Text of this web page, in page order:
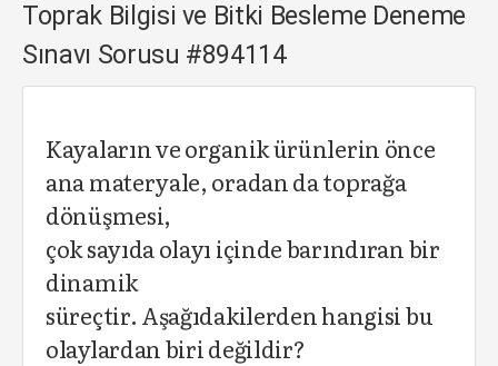
Toprak Bilgisi ve Bitki Besleme Deneme
Sınavı Sorusu #894114
Kayaların ve organik ürünlerin önce
ana materyale, oradan da toprağa
dönüşmesi,
çok sayıda olayı içinde barındıran bir
dinamik
süreçtir. Aşağıdakilerden hangisi bu
olaylardan biri değildir?